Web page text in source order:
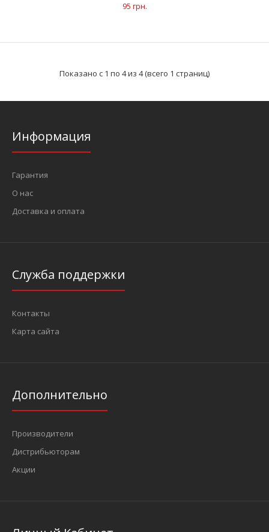
14 мм Бита Torx Т70, L=75 мм (FORCE 1967570)
95 грн.
Показано с 1 по 4 из 4 (всего 1 страниц)
Информация
Гарантия
О нас
Доставка и оплата
Служба поддержки
Контакты
Карта сайта
Дополнительно
Производители
Дистрибьюторам
Акции